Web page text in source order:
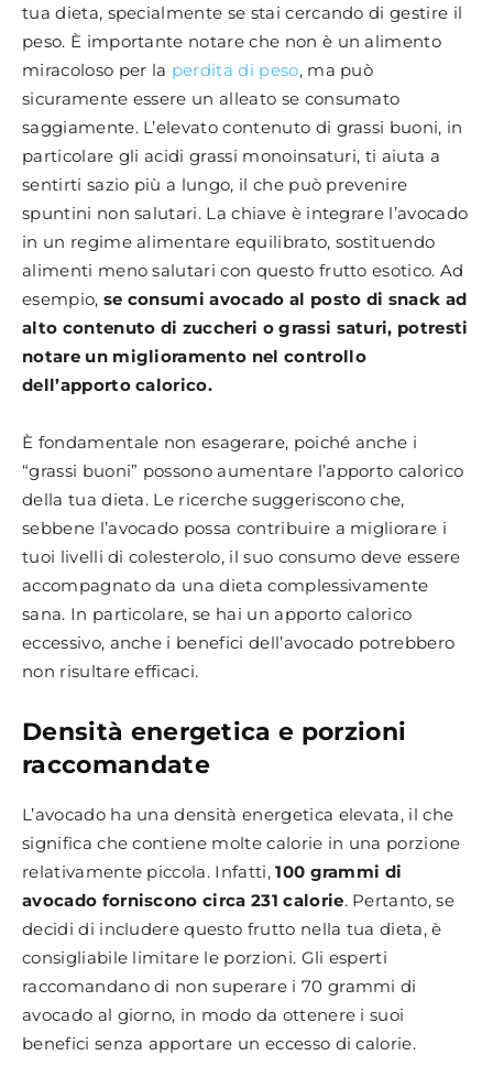
tua dieta, specialmente se stai cercando di gestire il
peso. È importante notare che non è un alimento
miracoloso per la perdita di peso, ma può
sicuramente essere un alleato se consumato
saggiamente. L’elevato contenuto di grassi buoni, in
particolare gli acidi grassi monoinsaturi, ti aiuta a
sentirti sazio più a lungo, il che può prevenire
spuntini non salutari. La chiave è integrare l’avocado
in un regime alimentare equilibrato, sostituendo
alimenti meno salutari con questo frutto esotico. Ad
esempio, se consumi avocado al posto di snack ad
alto contenuto di zuccheri o grassi saturi, potresti
notare un miglioramento nel controllo
dell’apporto calorico.
È fondamentale non esagerare, poiché anche i
“grassi buoni” possono aumentare l’apporto calorico
della tua dieta. Le ricerche suggeriscono che,
sebbene l’avocado possa contribuire a migliorare i
tuoi livelli di colesterolo, il suo consumo deve essere
accompagnato da una dieta complessivamente
sana. In particolare, se hai un apporto calorico
eccessivo, anche i benefici dell’avocado potrebbero
non risultare efficaci.
Densità energetica e porzioni
raccomandate
L’avocado ha una densità energetica elevata, il che
significa che contiene molte calorie in una porzione
relativamente piccola. Infatti,100 grammi di
avocado forniscono circa 231 calorie. Pertanto, se
decidi di includere questo frutto nella tua dieta, è
consigliabile limitare le porzioni. Gli esperti
raccomandano di non superare i 70 grammi di
avocado al giorno, in modo da ottenere i suoi
benefici senza apportare un eccesso di calorie.